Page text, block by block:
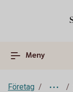
Meny
Företag